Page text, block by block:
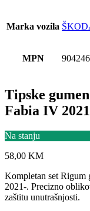
Marka vozila
MPN 904246
Tipske
Fabia IV
Na stanju
58,00 KM
Kompletan set
2021-. Precizno
zaštitu unutrašnjosti.